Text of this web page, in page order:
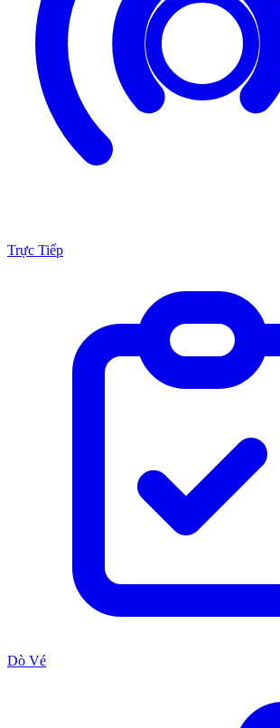
Trực Tiếp
Dò Vé